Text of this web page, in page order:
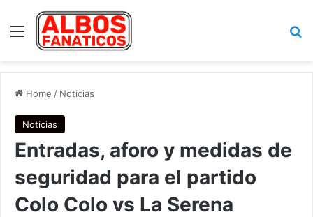
Menu
Home / Noticias
Noticias
Entradas, aforo y medidas de
seguridad para el partido
Colo Colo vs La Serena